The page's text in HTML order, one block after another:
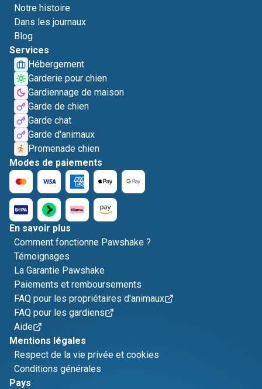
Notre histoire
Dans les journaux
Blog
Services
Hébergement
Garderie pour chien
Gardiennage de maison
Garde de chien
Garde chat
Garde d'animaux
Promenade chien
Modes de paiements
En savoir plus
Comment fonctionne Pawshake ?
Témoignages
La Garantie Pawshake
Paiements et remboursements
FAQ pour les propriétaires d'animaux
FAQ pour les gardiens
Aide
Mentions légales
Respect de la vie privée et cookies
Conditions générales
Pays